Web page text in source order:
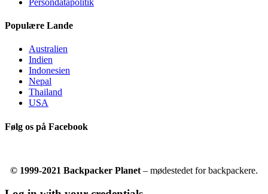
Persondatapolitik
Populære Lande
Australien
Indien
Indonesien
Nepal
Thailand
USA
Følg os på Facebook
© 1999-2021 Backpacker Planet – mødestedet for backpackere.